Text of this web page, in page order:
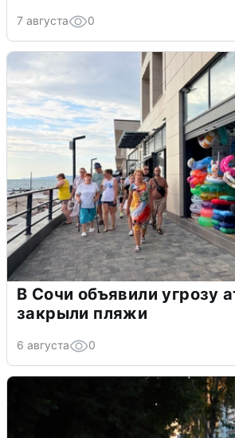
7 августа 0
В Сочи объявили угрозу
закрыли пляжи
6 августа 0